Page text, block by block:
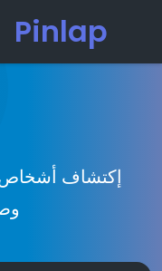
Pinlap
إكتشاف أشخاص